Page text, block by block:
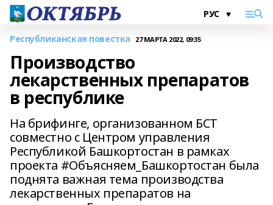
Республиканская повестка 27 МАРТА 2022, 09:35
Производство
лекарственных препаратов
в республике
На брифинге, организованном БСТ
совместно с Центром управления
Республикой Башкортостан в рамках
проекта #Объясняем_Башкортостан была
поднята важная тема производства
лекарственных препаратов на